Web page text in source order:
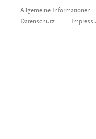
Allgemeine Informationen
Datenschutz